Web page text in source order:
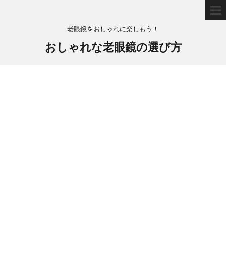
老眼鏡をおしゃれに楽しもう！
おしゃれな老眼鏡の選び方